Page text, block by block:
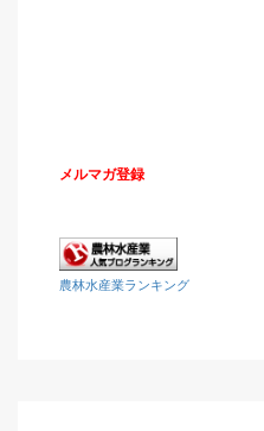
メルマガ登録
農林水産業ランキング